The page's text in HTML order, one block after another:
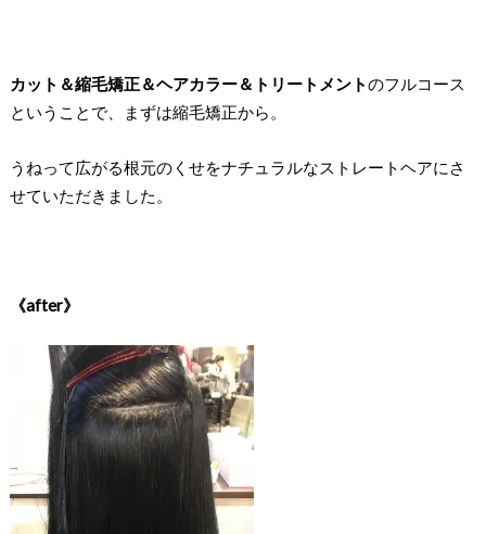
カット＆縮毛矯正＆ヘアカラー＆トリートメントのフルコース
ということで、まずは縮毛矯正から。
うねって広がる根元のくせをナチュラルなストレートヘアにさ
せていただきました。
《after》